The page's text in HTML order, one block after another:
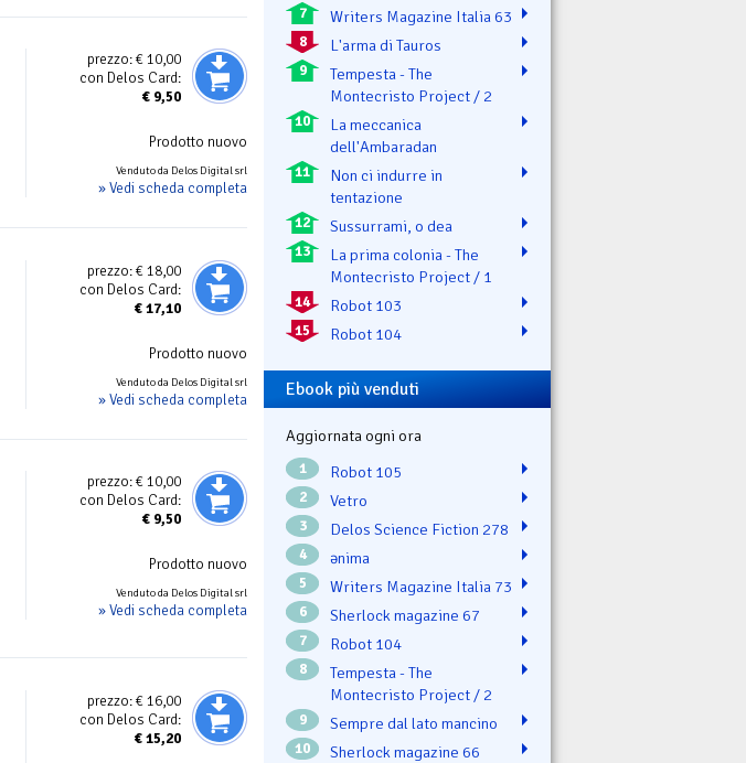
prezzo:€ 10,00
con Delos Card:
€ 9,50
Prodotto nuovo
Venduto da Delos Digital srl
» Vedi scheda completa
prezzo:€ 18,00
con Delos Card:
€17,10
Prodotto nuovo
Venduto da Delos Digital srl
» Vedi scheda completa
prezzo:€ 10,00
con Delos Card:
€ 9,50
Prodotto nuovo
Venduto da Delos Digital srl
» Vedi scheda completa
prezzo:€ 16,00
con Delos Card:
€15,20
7 Writers Magazine Italia 63
8 L'arma di Tauros
9
Tempesta - The
Montecristo Project / 2
10
La meccanica
dell'Ambaradan
11
Non ci indurre in
tentazione
12 Sussurrami, o dea
13
La prima colonia - The
Montecristo Project / 1
14 Robot 103
15 Robot 104
Ebook più venduti
Aggiornata ogni ora
1 Robot 105
2 Vetro
3 Delos Science Fiction 278
4 ənima
5 Writers Magazine Italia 73
6 Sherlock magazine 67
7 Robot 104
8
Tempesta - The
Montecristo Project / 2
9 Sempre dal lato mancino
10 Sherlock magazine 66